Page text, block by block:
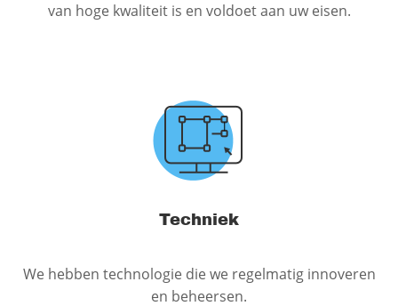
van hoge kwaliteit is en voldoet aan uw eisen.
Techniek
We hebben technologie die we regelmatig innoveren
en beheersen.